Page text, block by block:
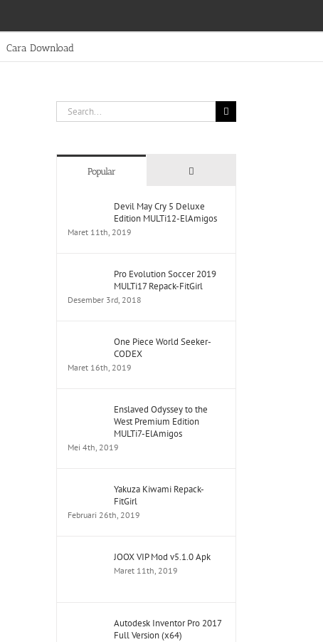
Cara Download
Search
for:
Popular Comments
Devil May Cry 5 Deluxe
Edition MULTi12-ElAmigos
Maret 11th, 2019
Pro Evolution Soccer 2019
MULTi17 Repack-FitGirl
Desember 3rd, 2018
One Piece World Seeker-
CODEX
Maret 16th, 2019
Enslaved Odyssey to the
West Premium Edition
MULTi7-ElAmigos
Mei 4th, 2019
Yakuza Kiwami Repack-
FitGirl
Februari 26th, 2019
JOOX VIP Mod v5.1.0 Apk
Maret 11th, 2019
Autodesk Inventor Pro 2017
Full Version (x64)